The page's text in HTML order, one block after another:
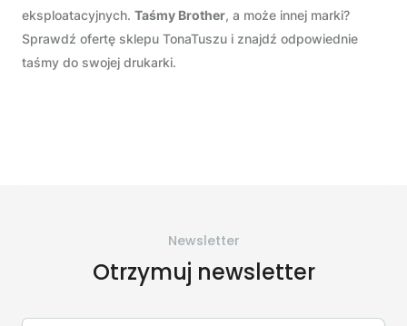
eksploatacyjnych. Taśmy Brother, a może innej marki?
Sprawdź ofertę sklepu TonaTuszu i znajdź odpowiednie
taśmy do swojej drukarki.
Newsletter
Otrzymuj newsletter